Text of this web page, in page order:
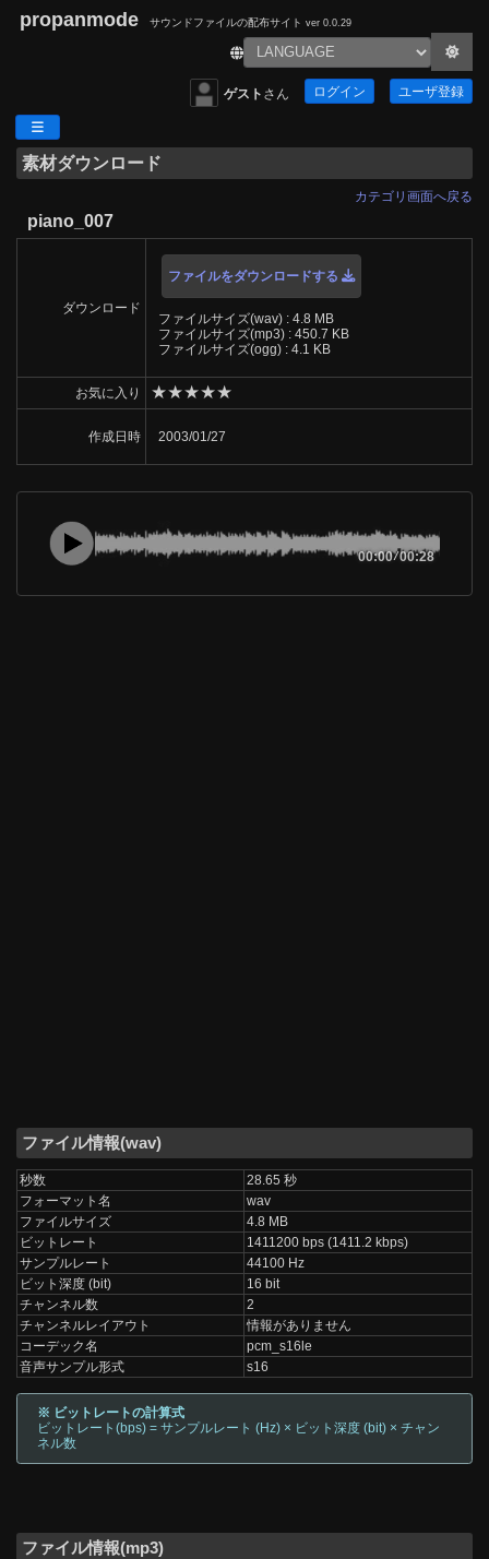
propanmode サウンドファイルの配布サイト ver 0.0.29
ゲスト さん ログイン ユーザ登録
素材ダウンロード
カテゴリ画面へ戻る
piano_007
ダウンロード
ファイルをダウンロードする
ファイルサイズ(wav) : 4.8 MB
ファイルサイズ(mp3) : 450.7 KB
ファイルサイズ(ogg) : 4.1 KB
お気に入り ★★★★★
作成日時 2003/01/27
00:00/00:28
ファイル情報(wav)
秒数
28.65 秒
フォーマット名
wav
ファイルサイズ
4.8 MB
ビットレート
1411200 bps (1411.2 kbps)
サンプルレート
44100 Hz
ビット深度 (bit)
16 bit
チャンネル数
2
チャンネルレイアウト
情報がありません
コーデック名
pcm_s16le
音声サンプル形式
s16
※ ビットレートの計算式
ビットレート(bps) = サンプルレート (Hz) × ビット深度 (bit) × チャン
ネル数
ファイル情報(mp3)